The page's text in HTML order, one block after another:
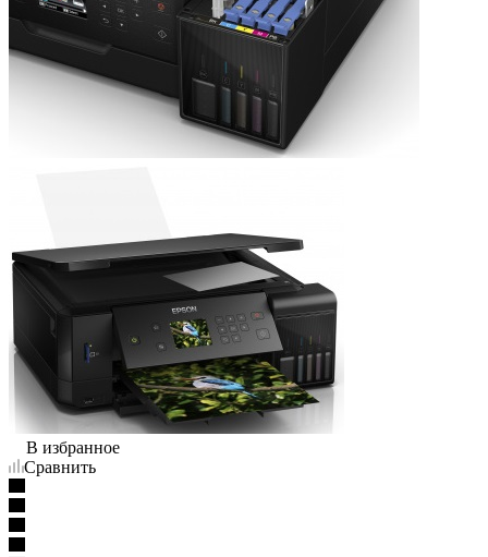
В избранное
Сравнить